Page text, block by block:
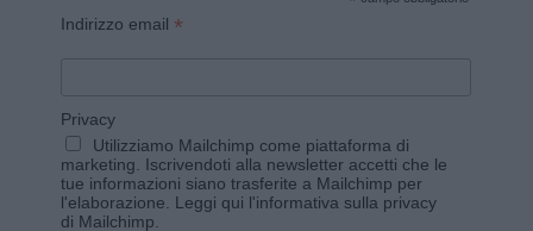
Indirizzo email *
Privacy
Utilizziamo Mailchimp come piattaforma di
marketing. Iscrivendoti alla newsletter accetti che le
tue informazioni siano trasferite a Mailchimp per
l'elaborazione. Leggi qui l'informativa sulla privacy
di Mailchimp